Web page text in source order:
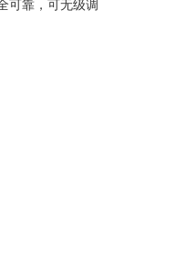
可靠，可无级调